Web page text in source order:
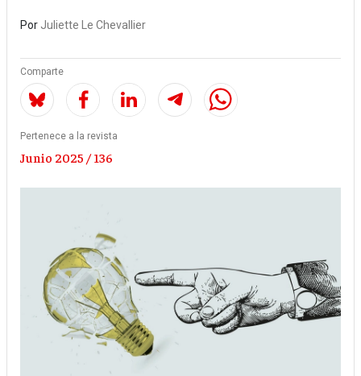
Por Juliette Le Chevallier
Comparte
Pertenece a la revista
Junio 2025 / 136